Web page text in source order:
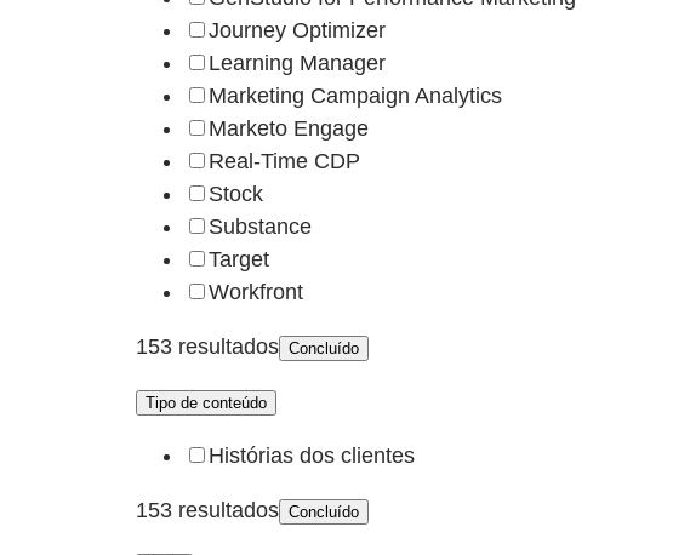
Journey Optimizer
Learning Manager
Marketing Campaign Analytics
Marketo Engage
Real-Time CDP
Stock
Substance
Target
Workfront
153 resultados Concluído
Tipo de conteúdo
Histórias dos clientes
153 resultados Concluído